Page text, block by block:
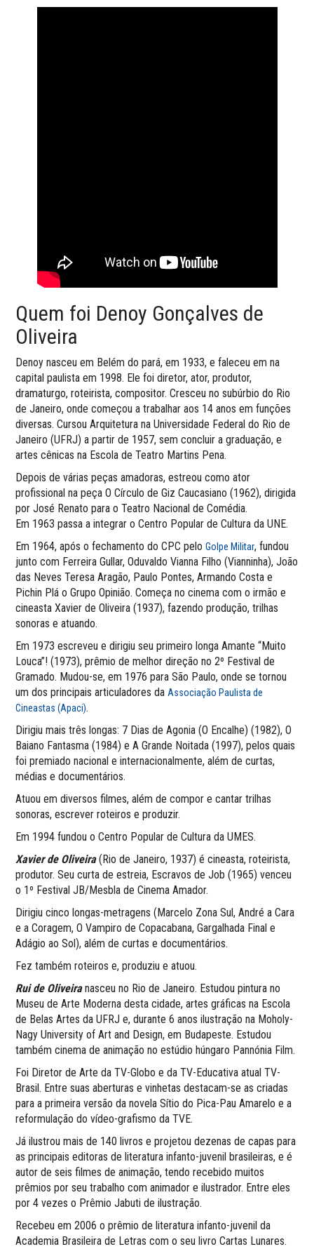
Quem foi Denoy Gonçalves de
Oliveira
Denoy nasceu em Belém do pará, em 1933, e faleceu em na
capital paulista em 1998. Ele foi diretor, ator, produtor,
dramaturgo, roteirista, compositor. Cresceu no subúrbio do Rio
de Janeiro, onde começou a trabalhar aos 14 anos em funções
diversas. Cursou Arquitetura na Universidade Federal do Rio de
Janeiro (UFRJ) a partir de 1957, sem concluir a graduação, e
artes cênicas na Escola de Teatro Martins Pena.
Depois de várias peças amadoras, estreou como ator
profissional na peça O Círculo de Giz Caucasiano (1962), dirigida
por José Renato para o Teatro Nacional de Comédia.
Em 1963 passa a integrar o Centro Popular de Cultura da UNE.
Em 1964, após o fechamento do CPC peloGolpe Militar, fundou
junto com Ferreira Gullar, Oduvaldo Vianna Filho (Vianninha), João
das Neves Teresa Aragão, Paulo Pontes, Armando Costa e
Pichin Plá o Grupo Opinião. Começa no cinema com o irmão e
cineasta Xavier de Oliveira (1937), fazendo produção, trilhas
sonoras e atuando.
Em 1973 escreveu e dirigiu seu primeiro longa Amante “Muito
Louca”! (1973), prêmio de melhor direção no 2º Festival de
Gramado. Mudou-se, em 1976 para São Paulo, onde se tornou
um dos principais articuladores daAssociação Paulista de
Cineastas (Apaci).
Dirigiu mais três longas: 7 Dias de Agonia (O Encalhe) (1982), O
Baiano Fantasma (1984) e A Grande Noitada (1997), pelos quais
foi premiado nacional e internacionalmente, além de curtas,
médias e documentários.
Atuou em diversos filmes, além de compor e cantar trilhas
sonoras, escrever roteiros e produzir.
Em 1994 fundou o Centro Popular de Cultura da UMES.
Xavier de Oliveira(Rio de Janeiro, 1937) é cineasta, roteirista,
produtor. Seu curta de estreia, Escravos de Job (1965) venceu
o 1º Festival JB/Mesbla de Cinema Amador.
Dirigiu cinco longas-metragens (Marcelo Zona Sul, André a Cara
e a Coragem, O Vampiro de Copacabana, Gargalhada Final e
Adágio ao Sol), além de curtas e documentários.
Fez também roteiros e, produziu e atuou.
Rui de Oliveiranasceu no Rio de Janeiro. Estudou pintura no
Museu de Arte Moderna desta cidade, artes gráficas na Escola
de Belas Artes da UFRJ e, durante 6 anos ilustração na Moholy-
Nagy University of Art and Design, em Budapeste. Estudou
também cinema de animação no estúdio húngaro Pannónia Film.
Foi Diretor de Arte da TV-Globo e da TV-Educativa atual TV-
Brasil. Entre suas aberturas e vinhetas destacam-se as criadas
para a primeira versão da novela Sítio do Pica-Pau Amarelo e a
reformulação do vídeo-grafismo da TVE.
Já ilustrou mais de 140 livros e projetou dezenas de capas para
as principais editoras de literatura infanto-juvenil brasileiras, e é
autor de seis filmes de animação, tendo recebido muitos
prêmios por seu trabalho com animador e ilustrador. Entre eles
por 4 vezes o Prêmio Jabuti de ilustração.
Recebeu em 2006 o prêmio de literatura infanto-juvenil da
Academia Brasileira de Letras com o seu livro Cartas Lunares.